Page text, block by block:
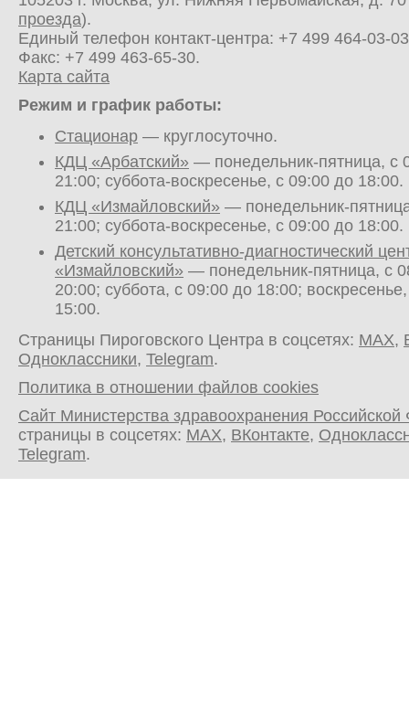
проезда).
Единый телефон контакт-центра: +7 499 464-03-03
Факс: +7 499 463-65-30.
Карта сайта
Режим и график работы:
Стационар — круглосуточно.
КДЦ «Арбатский» — понедельник-пятница, с
21:00; суббота-воскресенье, с 09:00 до 18:00.
КДЦ «Измайловский» — понедельник-
21:00; суббота-воскресенье, с 09:00 до 18:00.
Детский консультативно-диагностический
«Измайловский» — понедельник-пятница, с
20:00; суббота, с 09:00 до 18:00;
15:00.
Страницы Пироговского Центра в соцсетях: MAX,
Одноклассники, Telegram.
Политика в отношении файлов cookies
Сайт Министерства здравоохранения
страницы в соцсетях: MAX, ВКонтакте,
Telegram.